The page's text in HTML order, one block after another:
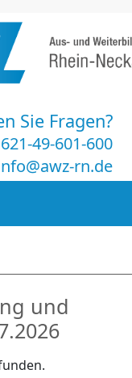
Sie Fragen?
49-601-600
rn.de
und